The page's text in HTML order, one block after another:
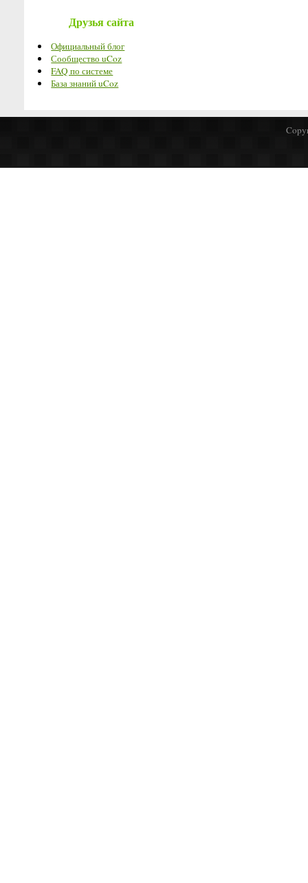
Друзья сайта
Официальный блог
Сообщество uCoz
FAQ по системе
База знаний uCoz